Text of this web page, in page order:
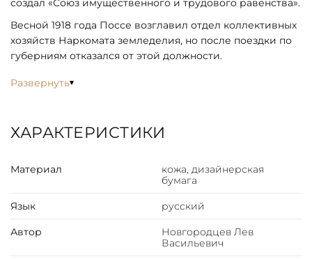
создал «Союз имущественного и трудового равенства».
Весной 1918 года Поссе возглавил отдел коллективных
хозяйств Наркомата земледелия, но после поездки по
губерниям отказался от этой должности.
Развернуть
ХАРАКТЕРИСТИКИ
Материал
кожа, дизайнерская
бумага
Язык русский
Автор
Новгородцев Лев
Васильевич